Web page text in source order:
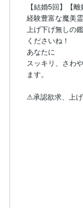
【結婚5回】【
経験豊富な魔美
上げ下げ無しの
くださいね！
あなたに
スッキリ、さわ
ます。
⚠承認欲求、上